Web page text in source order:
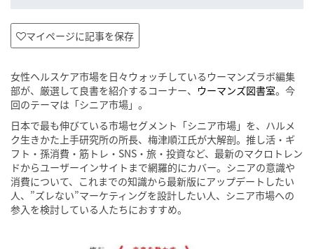
マイページに記事を保存
女性ヘルスケア市場を日々ウォッチしているウーマンズラボ編集
部が、厳選して良書を紹介するコーナー、 ウーマンズ図書室。今
回のテーマは「シニア市場」。
日本で最も伸びている市場セグメント「シニア市場」を、ハルメ
ク生きかた上手研究所の所長、梅津順江氏が大解剖。推し活・ギ
フト・孫消費・筋トレ・SNS・旅・投資など、最新のマクロトレン
ドからユーザーインサイトまで網羅的にカバー。シニアの意識や
消費について、これまでの知識から最新版にアップデートしたい
人、”ズレない”マーケティングを設計したい人、シニア市場への
参入を検討している人たちにおすすめ。